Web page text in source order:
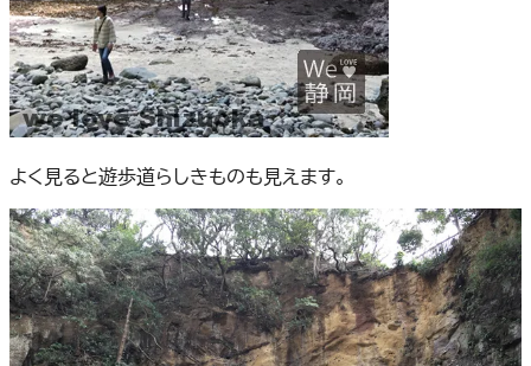
よく見ると遊歩道らしきものも見えます。